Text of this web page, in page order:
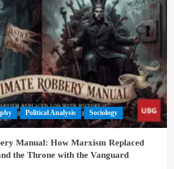
Political Analysis Sociology
Manual: How Marxism Replaced
the Throne with the Vanguard